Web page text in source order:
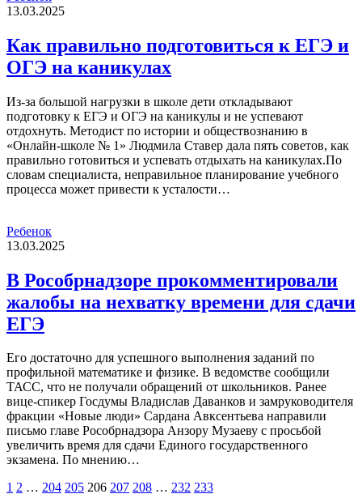
13.03.2025
Как правильно подготовиться к ЕГЭ и
ОГЭ на каникулах
Из-за большой нагрузки в школе дети откладывают
подготовку к ЕГЭ и ОГЭ на каникулы и не успевают
отдохнуть. Методист по истории и обществознанию в
«Онлайн-школе № 1» Людмила Ставер дала пять советов, как
правильно готовиться и успевать отдыхать на каникулах.По
словам специалиста, неправильное планирование учебного
процесса может привести к усталости…
Ребенок
13.03.2025
В Рособрнадзоре прокомментировали
жалобы на нехватку времени для сдачи
ЕГЭ
Его достаточно для успешного выполнения заданий по
профильной математике и физике. В ведомстве сообщили
ТАСС, что не получали обращений от школьников. Ранее
вице-спикер Госдумы Владислав Даванков и замруководителя
фракции «Новые люди» Сардана Авксентьева направили
письмо главе Рособрнадзора Анзору Музаеву с просьбой
увеличить время для сдачи Единого государственного
экзамена. По мнению…
1 2 … 204 205 206 207 208 … 232 233